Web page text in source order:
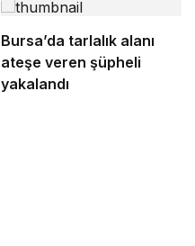
Bursa’da tarlalık alanı
ateşe veren şüpheli
yakalandı